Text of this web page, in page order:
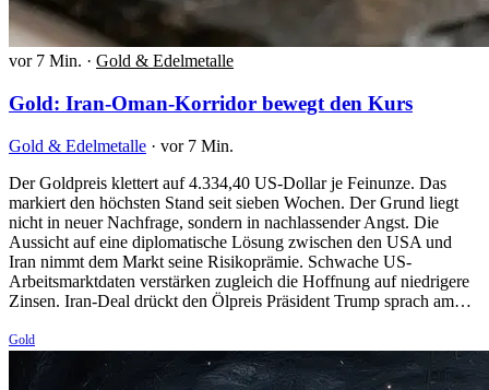
vor 7 Min. · Gold & Edelmetalle
Gold: Iran-Oman-Korridor bewegt den Kurs
Gold & Edelmetalle · vor 7 Min.
Der Goldpreis klettert auf 4.334,40 US-Dollar je Feinunze. Das
markiert den höchsten Stand seit sieben Wochen. Der Grund liegt
nicht in neuer Nachfrage, sondern in nachlassender Angst. Die
Aussicht auf eine diplomatische Lösung zwischen den USA und
Iran nimmt dem Markt seine Risikoprämie. Schwache US-
Arbeitsmarktdaten verstärken zugleich die Hoffnung auf niedrigere
Zinsen. Iran-Deal drückt den Ölpreis Präsident Trump sprach am…
Gold